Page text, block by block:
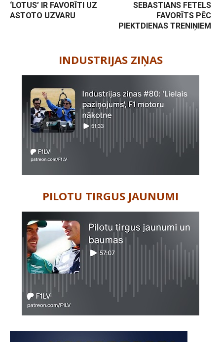
‘LOTUS’ IR FAVORĪTI UZ
ASTOTO UZVARU
SEBASTIANS FETELS
FAVORĪTS PĒC
PIEKTDIENAS TRENIŅIEM
INDUSTRIJAS ZIŅAS
PILOTU TIRGUS JAUNUMI